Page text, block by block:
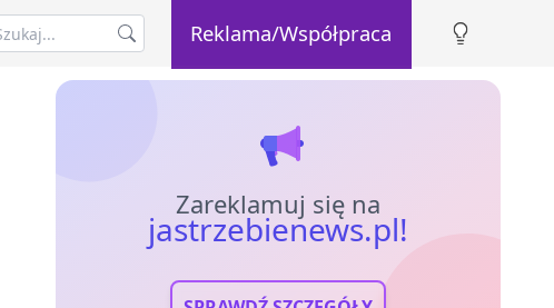
Reklama/Współpraca
Zareklamuj się na
jastrzebienews.pl!